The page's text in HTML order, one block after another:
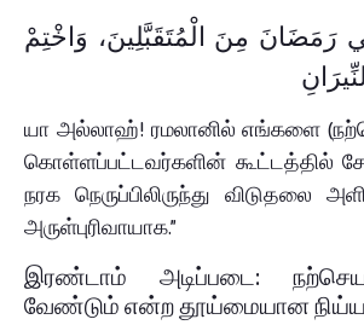
رَمَضَانَ مِنَ الْمُتَقَبَّلِينَ، وَاخْتِمْ
யா அல்லாஹ்! ரமலானில் எங்களை
கொள்ளப்பட்டவர்களின் கூட்டத்தில்
நரக நெருப்பிலிருந்து விடுதலை
அருள்புரிவாயாக.”
இரண்டாம் அடிப்படை:
வேண்டும் என்ற தூய்மையான